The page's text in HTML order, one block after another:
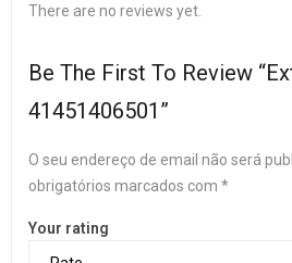
There are no reviews yet.
Be The First To Review
41451406501”
O seu endereço de email não será
obrigatórios marcados com *
Your rating